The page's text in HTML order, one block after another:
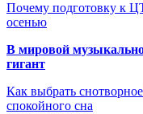
Почему подготовку к
осенью
В мировой
гигант
Как выбрать
спокойного сна